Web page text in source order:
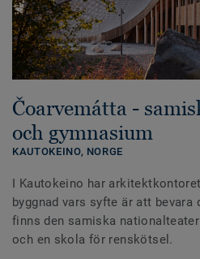
Čoarvemátta -
och gymnasium
KAUTOKEINO, NORGE
I Kautokeino har
byggnad vars syfte är att
finns den samiska
och en skola för renskötsel.